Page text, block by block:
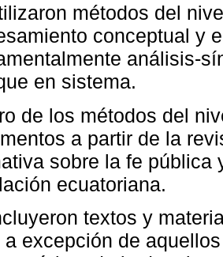
métodos del
conceptual y
análisis-
en sistema.
de los métodos del
a partir de la
sobre la fe
ecuatoriana.
textos y
a excepción de